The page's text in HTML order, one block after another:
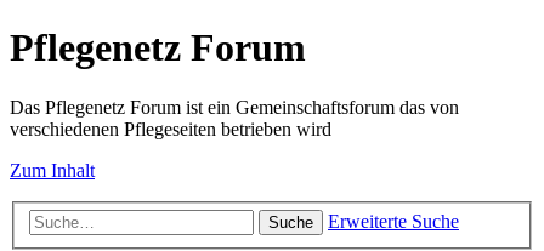
Pflegenetz Forum
Das Pflegenetz Forum ist ein Gemeinschaftsforum das von
verschiedenen Pflegeseiten betrieben wird
Zum Inhalt
Suche Erweiterte Suche